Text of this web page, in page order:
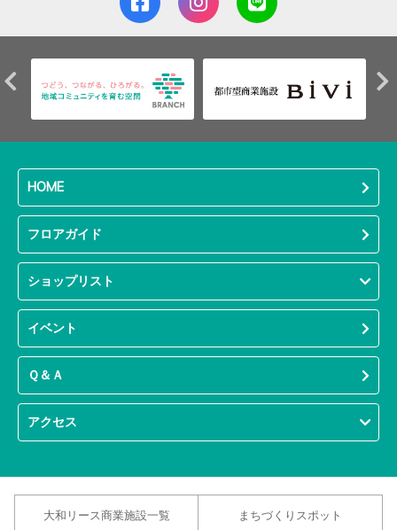
HOME
フロアガイド
ショップリスト
イベント
Ｑ＆Ａ
アクセス
大和リース商業施設一覧 まちづくりスポット